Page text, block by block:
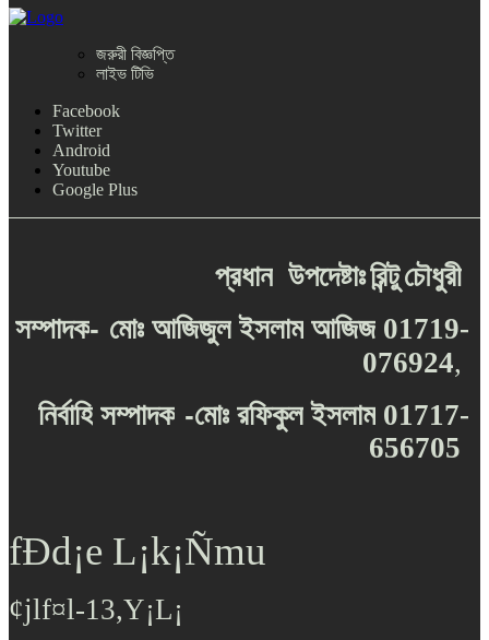
জরুরী বিজ্ঞপ্তি
লাইভ টিভি
Facebook
Twitter
Android
Youtube
Google Plus
প্রধান উপদেষ্টাঃরিন্টুচৌধুরী
সম্পাদক- মোঃ আজিজুল ইসলাম আজিজ 01719-
076924,
নির্বাহি সম্পাদক -মোঃ রফিকুল ইসলাম 01717-
656705
fÐd¡e L¡k¡Ñmu
¢jlf¤l-13,Y¡L¡